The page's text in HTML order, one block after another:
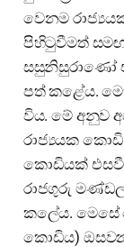
වෙනම
පිහිටුවීමත්
සසුනිසුරාණෝ
පත් කළේය.
විය. මේ අනුව
රාජ්‍යයක
කොඩියක්
රාජගුරු
කලේය. මෙසේ
කොඩිය) ඔසවන